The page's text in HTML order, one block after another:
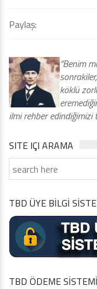
Paylaş:
“Benim
köklü
ilmi rehber edindiğimizi
SITE IÇI ARAMA
TBD ÜYE BİLGİ
TBD ÖDEME SİSTEMİ